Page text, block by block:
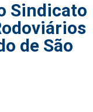
Sindicato
de São